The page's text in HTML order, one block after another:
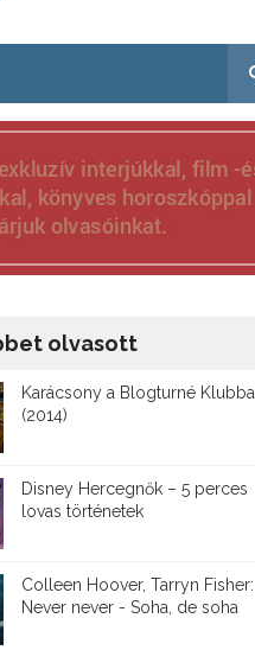
olvasott
Karácsony a Blogturné Klubbal
(2014)
Disney ​Hercegnők – 5 perces
lovas történetek
Colleen Hoover, Tarryn Fisher:
Never never - Soha, de soha